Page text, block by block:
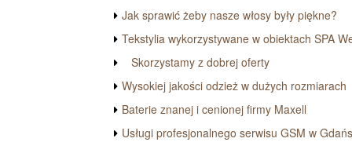
Jak sprawić żeby nasze włosy były piękne?
Tekstylia wykorzystywane w obiektach SPA
Skorzystamy z dobrej oferty
Wysokiej jakości odzież w dużych rozmiarach
Baterie znanej i cenionej firmy Maxell
Usługi profesjonalnego serwisu GSM w